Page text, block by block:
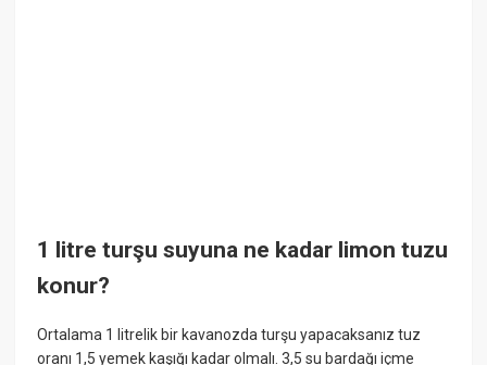
1 litre turşu suyuna ne kadar limon tuzu
konur?
Ortalama 1 litrelik bir kavanozda turşu yapacaksanız tuz
oranı 1,5 yemek kaşığı kadar olmalı. 3,5 su bardağı içme